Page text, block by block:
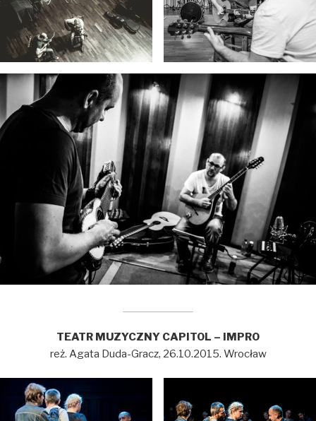
TEATR MUZYCZNY CAPITOL – IMPRO
reż. Agata Duda-Gracz, 26.10.2015. Wrocław